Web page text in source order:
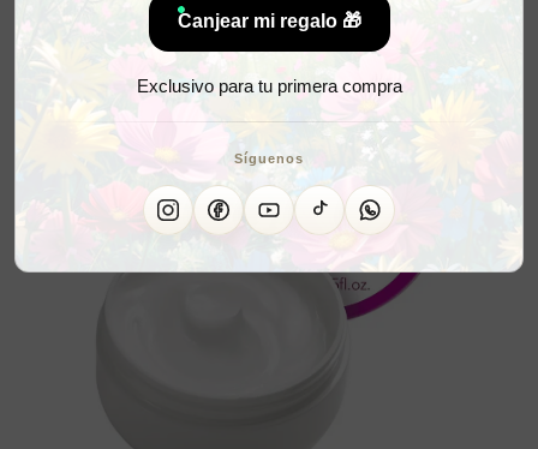
Canjear mi regalo 🎁
Exclusivo para tu primera compra
Síguenos